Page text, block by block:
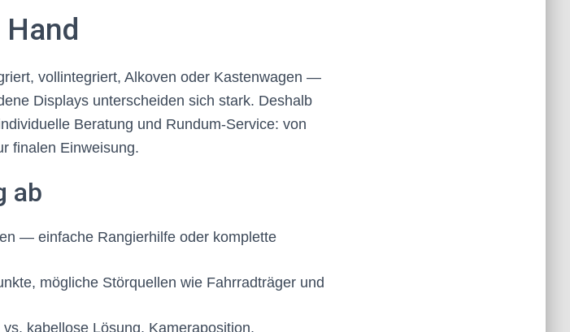
vollintegriert, Alkoven oder Kastenwagen —
Displays unterscheiden sich stark. Deshalb
Beratung und Rundum-Service: von
finalen Einweisung.
ab
— einfache Rangierhilfe oder komplette
mögliche Störquellen wie Fahrradträger und
kabellose Lösung, Kameraposition,